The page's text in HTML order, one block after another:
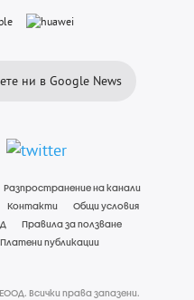
ни в Google News
Разпространение на канали
Контакти
Общи условия
Правила за ползване
Платени публикации
Всички права запазени.